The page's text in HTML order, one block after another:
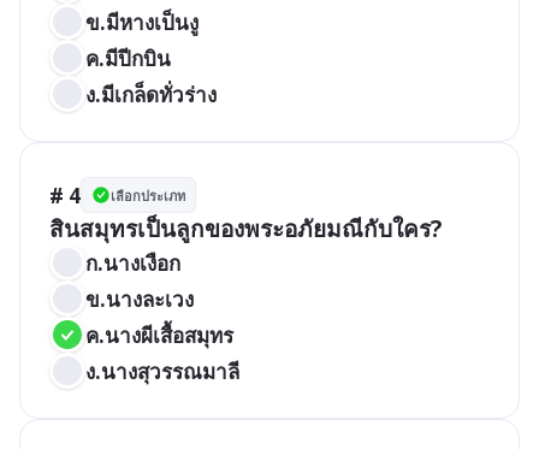
ข.มีหางเป็นงู
ค.มีปีกบิน
ง.มีเกล็ดทั่วร่าง
# 4 เลือกประเภท
สินสมุทรเป็นลูกของพระอภัยมณีกับใคร?
ก.นางเงือก
ข.นางละเวง
ค.นางผีเสื้อสมุทร
ง.นางสุวรรณมาลี